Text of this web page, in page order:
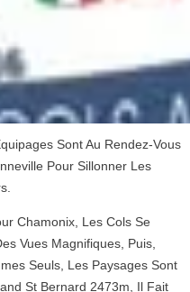
Sont Au Rendez-Vous
Pour Sillonner Les
Chamonix, Les Cols Se
Vues Magnifiques, Puis,
Seuls, Les Paysages Sont
St Bernard 2473m, Il Fait